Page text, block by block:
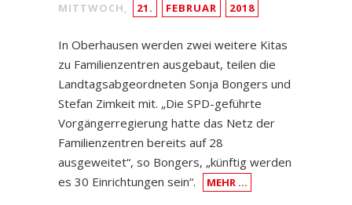
MITTWOCH, 21. FEBRUAR 2018
In Oberhausen werden zwei weitere Kitas
zu Familienzentren ausgebaut, teilen die
Landtagsabgeordneten Sonja Bongers und
Stefan Zimkeit mit. „Die SPD-geführte
Vorgängerregierung hatte das Netz der
Familienzentren bereits auf 28
ausgeweitet“, so Bongers, „künftig werden
es 30 Einrichtungen sein“.
MEHR …